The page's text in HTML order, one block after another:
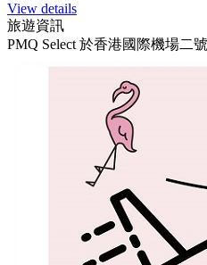
View details
旅遊資訊
PMQ Select 於香港國際機場二